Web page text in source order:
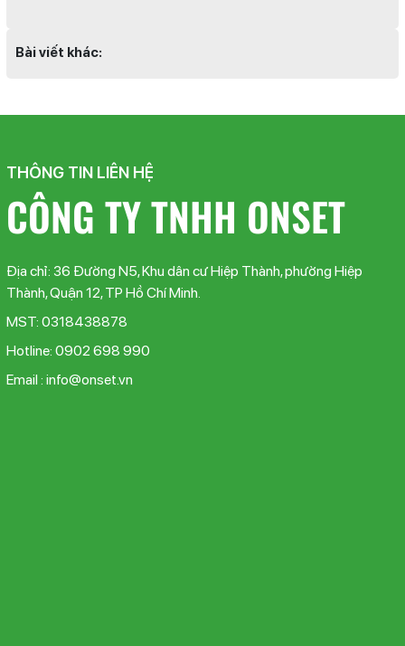
Bài viết khác:
THÔNG TIN LIÊN HỆ
CÔNG TY TNHH ONSET
Địa chỉ: 36 Đường N5, Khu dân cư Hiệp Thành, phường Hiệp
Thành, Quận 12, TP Hồ Chí Minh.
MST: 0318438878
Hotline: 0902 698 990
Email : info@onset.vn